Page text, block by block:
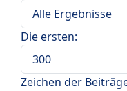
Die ersten:
Zeichen der